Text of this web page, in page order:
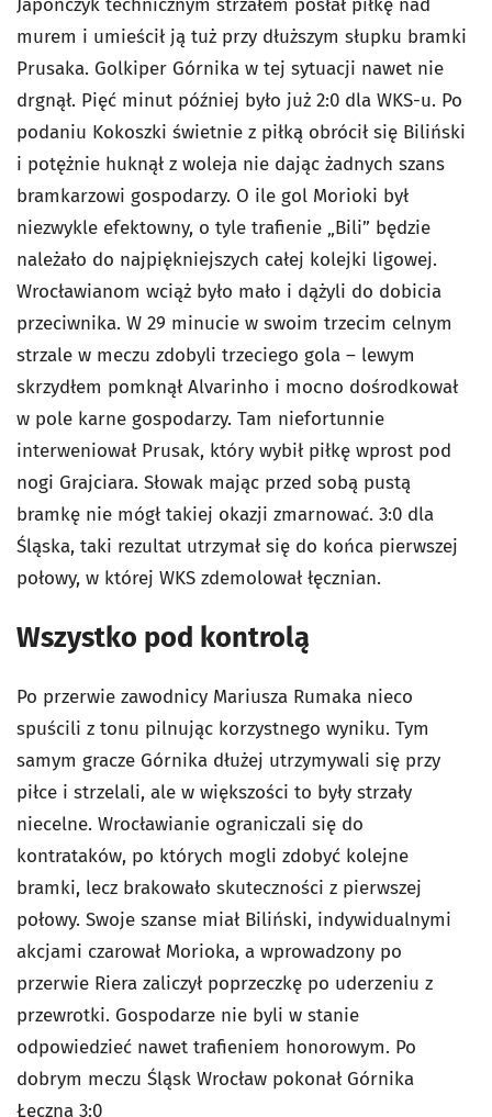
Japończyk technicznym strzałem posłał piłkę nad
murem i umieścił ją tuż przy dłuższym słupku bramki
Prusaka. Golkiper Górnika w tej sytuacji nawet nie
drgnął. Pięć minut później było już 2:0 dla WKS-u. Po
podaniu Kokoszki świetnie z piłką obrócił się Biliński
i potężnie huknął z woleja nie dając żadnych szans
bramkarzowi gospodarzy. O ile gol Morioki był
niezwykle efektowny, o tyle trafienie „Bili” będzie
należało do najpiękniejszych całej kolejki ligowej.
Wrocławianom wciąż było mało i dążyli do dobicia
przeciwnika. W 29 minucie w swoim trzecim celnym
strzale w meczu zdobyli trzeciego gola – lewym
skrzydłem pomknął Alvarinho i mocno dośrodkował
w pole karne gospodarzy. Tam niefortunnie
interweniował Prusak, który wybił piłkę wprost pod
nogi Grajciara. Słowak mając przed sobą pustą
bramkę nie mógł takiej okazji zmarnować. 3:0 dla
Śląska, taki rezultat utrzymał się do końca pierwszej
połowy, w której WKS zdemolował łęcznian.
Wszystko pod kontrolą
Po przerwie zawodnicy Mariusza Rumaka nieco
spuścili z tonu pilnując korzystnego wyniku. Tym
samym gracze Górnika dłużej utrzymywali się przy
piłce i strzelali, ale w większości to były strzały
niecelne. Wrocławianie ograniczali się do
kontrataków, po których mogli zdobyć kolejne
bramki, lecz brakowało skuteczności z pierwszej
połowy. Swoje szanse miał Biliński, indywidualnymi
akcjami czarował Morioka, a wprowadzony po
przerwie Riera zaliczył poprzeczkę po uderzeniu z
przewrotki. Gospodarze nie byli w stanie
odpowiedzieć nawet trafieniem honorowym. Po
dobrym meczu Śląsk Wrocław pokonał Górnika
Łęczna 3:0